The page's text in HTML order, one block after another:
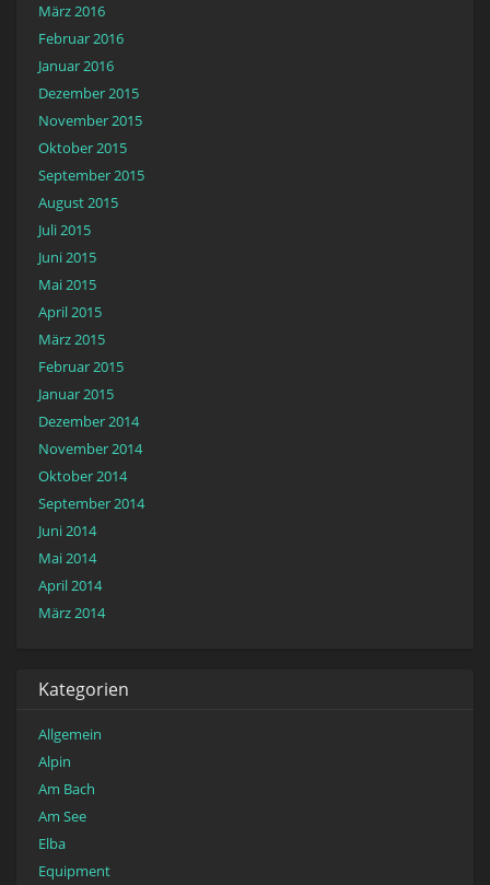
März 2016
Februar 2016
Januar 2016
Dezember 2015
November 2015
Oktober 2015
September 2015
August 2015
Juli 2015
Juni 2015
Mai 2015
April 2015
März 2015
Februar 2015
Januar 2015
Dezember 2014
November 2014
Oktober 2014
September 2014
Juni 2014
Mai 2014
April 2014
März 2014
Kategorien
Allgemein
Alpin
Am Bach
Am See
Elba
Equipment